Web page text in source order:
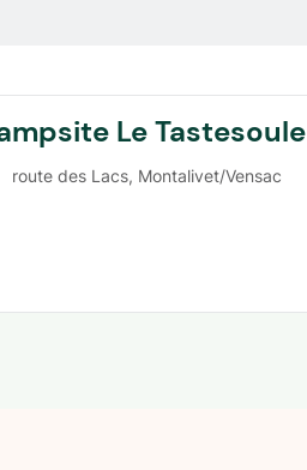
Le Tastesoule
route des Lacs, Montalivet/Vensac